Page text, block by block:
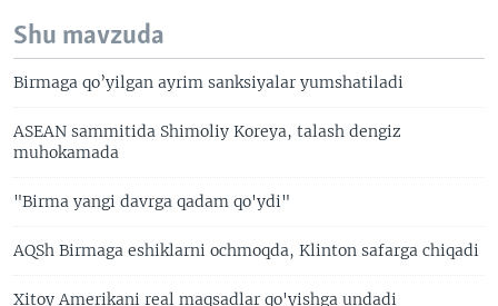
Shu mavzuda
Birmaga qo’yilgan ayrim sanksiyalar yumshatiladi
ASEAN sammitida Shimoliy Koreya, talash dengiz
muhokamada
"Birma yangi davrga qadam qo'ydi"
AQSh Birmaga eshiklarni ochmoqda, Klinton safarga chiqadi
Xitoy Amerikani real maqsadlar qo'yishga undadi